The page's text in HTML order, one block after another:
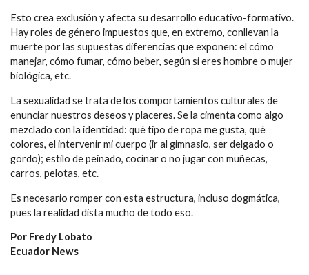
Esto crea exclusión y afecta su desarrollo educativo-formativo.
Hay roles de género impuestos que, en extremo, conllevan la
muerte por las supuestas diferencias que exponen: el cómo
manejar, cómo fumar, cómo beber, según si eres hombre o mujer
biológica, etc.
La sexualidad se trata de los comportamientos culturales de
enunciar nuestros deseos y placeres. Se la cimenta como algo
mezclado con la identidad: qué tipo de ropa me gusta, qué
colores, el intervenir mi cuerpo (ir al gimnasio, ser delgado o
gordo); estilo de peinado, cocinar o no jugar con muñecas,
carros, pelotas, etc.
Es necesario romper con esta estructura, incluso dogmática,
pues la realidad dista mucho de todo eso.
Por Fredy Lobato
Ecuador News